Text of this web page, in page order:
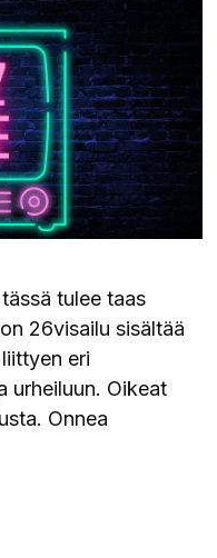
tulee taas
26visailu sisältää
eri
urheiluun. Oikeat
Onnea